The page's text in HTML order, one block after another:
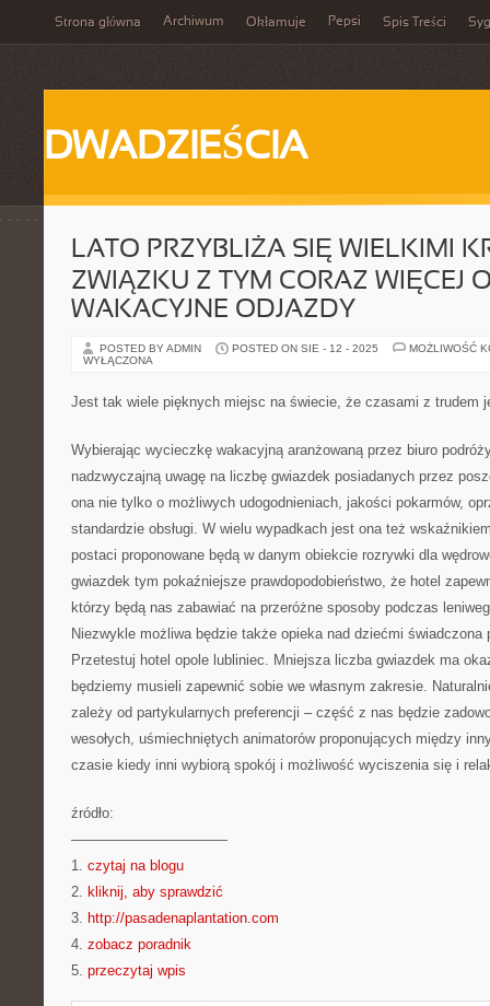
Strona główna Archiwum Okłamuje Pepsi Spis Treści
DWADZIEŚCIA
LATO PRZYBLIŻA SIĘ WIELKIMI
ZWIĄZKU Z TYM CORAZ WIĘCEJ
WAKACYJNE ODJAZDY
POSTED BY ADMIN POSTED ON SIE - 12 - 2025
MOŻLIWOŚĆ
WYŁĄCZONA
Jest tak wiele pięknych miejsc na świecie, że czasami z trudem
Wybierając wycieczkę wakacyjną aranżowaną przez biuro
nadzwyczajną uwagę na liczbę gwiazdek posiadanych przez
ona nie tylko o możliwych udogodnieniach, jakości pokarmów,
standardzie obsługi. W wielu wypadkach jest ona też
postaci proponowane będą w danym obiekcie rozrywki dla
gwiazdek tym pokaźniejsze prawdopodobieństwo, że hotel
którzy będą nas zabawiać na przeróżne sposoby podczas
Niezwykle możliwa będzie także opieka nad dziećmi świadczona
Przetestuj hotel opole lubliniec. Mniejsza liczba gwiazdek ma
będziemy musieli zapewnić sobie we własnym zakresie.
zależy od partykularnych preferencji – część z nas będzie
wesołych, uśmiechniętych animatorów proponujących między
czasie kiedy inni wybiorą spokój i możliwość wyciszenia się i
źródło:
———————————
1. czytaj na blogu
2. kliknij, aby sprawdzić
3. http://pasadenaplantation.com
4. zobacz poradnik
5. przeczytaj wpis